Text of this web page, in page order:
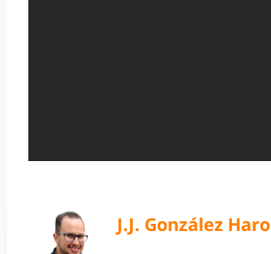
J.J. González Haro